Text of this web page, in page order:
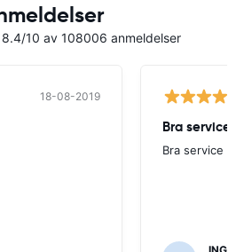
10 av 108006 anmeldelser
18-08-2019
Bra service
Bra service